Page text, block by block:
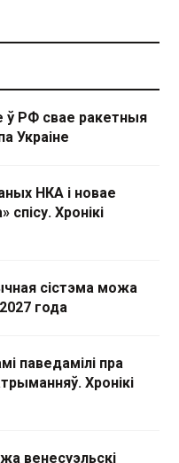
ў РФ свае ракетныя
Украіне
НКА і новае
спісу. Хронікі
сістэма можа
года
паведамілі пра
Хронікі
венесуэльскі